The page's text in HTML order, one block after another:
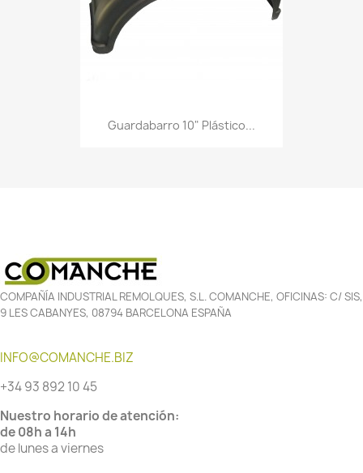
Guardabarro 10" Plástico...
COMPAÑÍA INDUSTRIAL REMOLQUES, S.L. COMANCHE, OFICINAS: C/ SIS,
9 LES CABANYES, 08794 BARCELONA ESPAÑA
INFO@COMANCHE.BIZ
+34 93 892 10 45
Nuestro horario de atención:
de 08h a 14h
de lunes a viernes